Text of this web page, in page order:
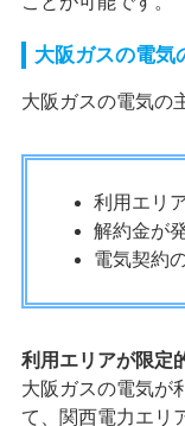
大阪ガスの電気
大阪ガスの電気の
利用エリ
解約金が
電気契約
利用エリアが限定
大阪ガスの電気が
て、関西電力エリ